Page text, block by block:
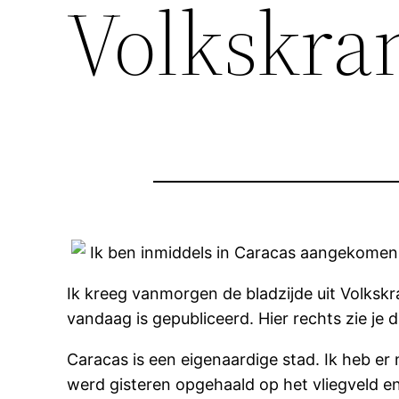
Ik ben inmiddels in Caracas
Ik kreeg vanmorgen de bladzijde uit
vandaag is gepubliceerd. Hier rechts zie je
Caracas is een eigenaardige stad. Ik heb
werd gisteren opgehaald op het vliegveld